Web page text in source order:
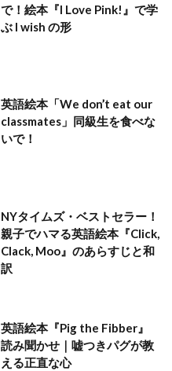
で！絵本『I Love Pink!』で学
ぶ I wish の形
英語絵本「We don’t eat our
classmates」同級生を食べな
いで！
NYタイムズ・ベストセラー！
親子でハマる英語絵本『Click,
Clack, Moo』のあらすじと和
訳
英語絵本『Pig the Fibber』
読み聞かせ｜嘘つきパグが教
える正直な心